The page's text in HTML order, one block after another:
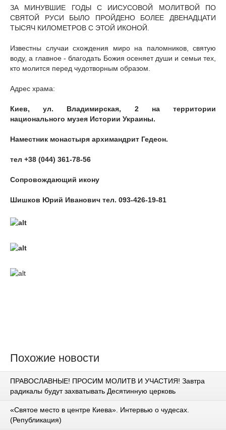
ЗА МИНУВШИЕ ГОДЫ С ИИСУСОВОЙ МОЛИТВОЙ ПО
СВЯТОЙ РУСИ БЫЛО ПРОЙДЕНО БОЛЕЕ ДВЕНАДЦАТИ
ТЫСЯЧ КИЛОМЕТРОВ С ЭТОЙ ИКОНОЙ.
Известны случаи схождения миро на паломников, святую
воду, а главное - благодать Божия осеняет души и семьи тех,
кто молится перед чудотворным образом.
Адрес храма:
Киев, ул. Владимирская, 2 на территории
национального музея Истории Украины.
Наместник монастыря архимандрит Гедеон.
тел +38 (044) 361-78-56
Сопровождающий икону
Шишков Юрий Иванович тел. 093-426-19-81
Похожие новости
ПРАВОСЛАВНЫЕ! ПРОСИМ МОЛИТВ И УЧАСТИЯ! Завтра
радикалы будут захватывать Десятинную церковь
«Святое место в центре Киева». Интервью о чудесах.
(Републикация)